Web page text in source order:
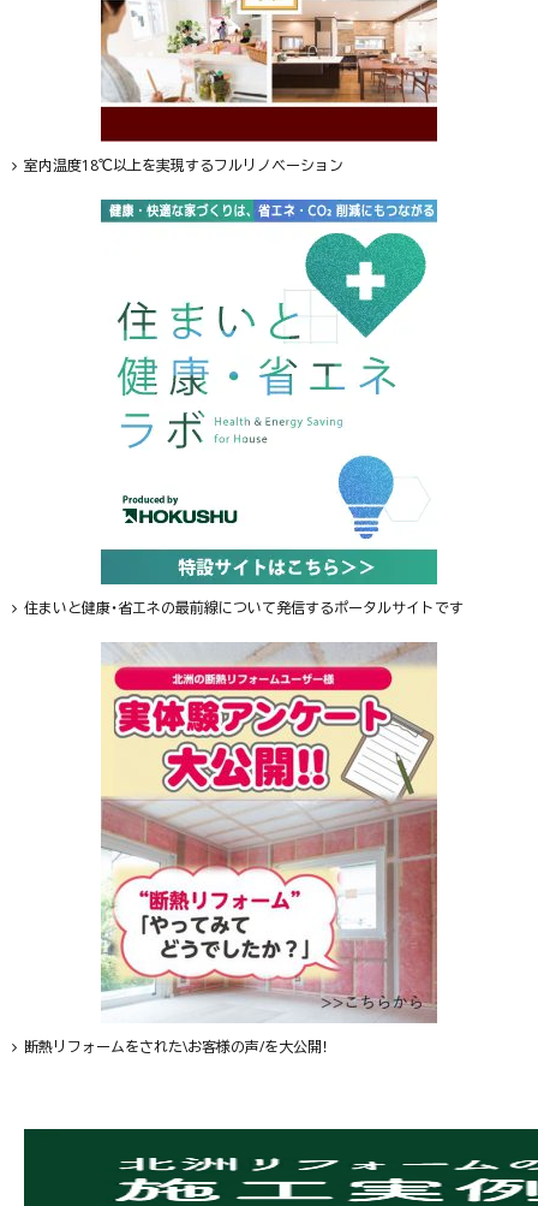
室内温度18℃以上を実現するフルリノベーション
住まいと健康・省エネの最前線について発信するポータルサイトです
断熱リフォームをされた\お客様の声/を大公開！